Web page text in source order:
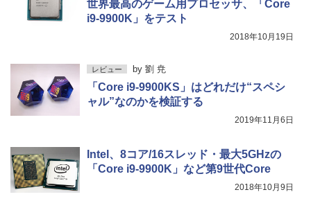
世界最高のゲーム用プロセッサ、「Core
i9-9900K」をテスト
2018年10月19日
レビュー by 劉 尭
「Core i9-9900KS」はどれだけ“スペシ
ャル”なのかを検証する
2019年11月6日
Intel、8コア/16スレッド・最大5GHzの
「Core i9-9900K」など第9世代Core
2018年10月9日